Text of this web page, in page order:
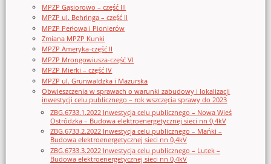
MPZP Gąsiorowo – część III
MPZP ul. Behringa – część II
MPZP Perłowa i Pionierów
Zmiana MPZP Kunki
MPZP Ameryka-część II
MPZP Mrongowiusza-część VI
MPZP Mierki – część IV
MPZP ul. Grunwaldzka i Mazurska
Obwieszczenia w sprawach o warunki zabudowy i lokalizacji
inwestycji celu publicznego – rok wszczęcia sprawy do 2023
ZBG.6733.1.2022 Inwestycja celu publicznego – Nowa Wieś
Ostródzka – Budowa elektroenergetycznej sieci nn 0,4kV
ZBG.6733.2.2022 Inwestycja celu publicznego – Mańki –
Budowa elektroenergetycznej sieci nn 0,4kV
ZBG.6733.3.2022 Inwestycja celu publicznego – Lutek –
Budowa elektroenergetycznej sieci nn 0,4kV